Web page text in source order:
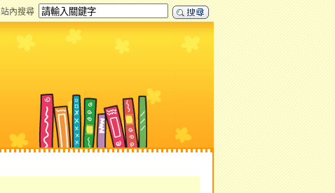
站內搜尋